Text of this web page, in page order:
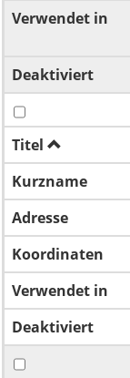
Verwendet in
Deaktiviert
Titel
Kurzname
Adresse
Koordinaten
Verwendet in
Deaktiviert